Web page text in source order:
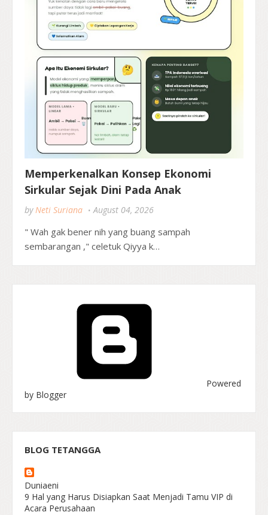
Memperkenalkan Konsep Ekonomi
Sirkular Sejak Dini Pada Anak
by Neti Suriana August 04, 2026
" Wah gak bener nih yang buang sampah
sembarangan ," celetuk Qiyya k…
Powered
by Blogger
BLOG TETANGGA
Duniaeni
9 Hal yang Harus Disiapkan Saat Menjadi Tamu VIP di
Acara Perusahaan